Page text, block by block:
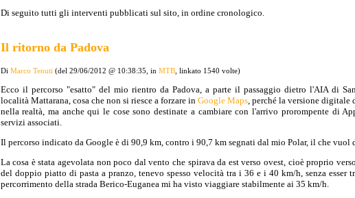
Di seguito tutti gli interventi pubblicati sul sito, in ordine cronologico.
Il ritorno da Padova
Di Marco Tenuti(del 29/06/2012 @ 10:38:35, in MTB, linkato 1540 volte)
Ecco il percorso "esatto" del mio rientro da Padova, a parte il passaggio dietro l'AIA di
località Mattarana, cosa che non si riesce a forzare in Google Maps, perché la versione digitale
nella realtà, ma anche qui le cose sono destinate a cambiare con l'arrivo prorompente di
servizi associati.
Il percorso indicato da Google è di 90,9 km, contro i 90,7 km segnati dal mio Polar, il che vuol
La cosa è stata agevolata non poco dal vento che spirava da est verso ovest, cioè proprio
del doppio piatto di pasta a pranzo, tenevo spesso velocità tra i 36 e i 40 km/h, senza esser
percorrimento della strada Berico-Euganea mi ha visto viaggiare stabilmente ai 35 km/h.